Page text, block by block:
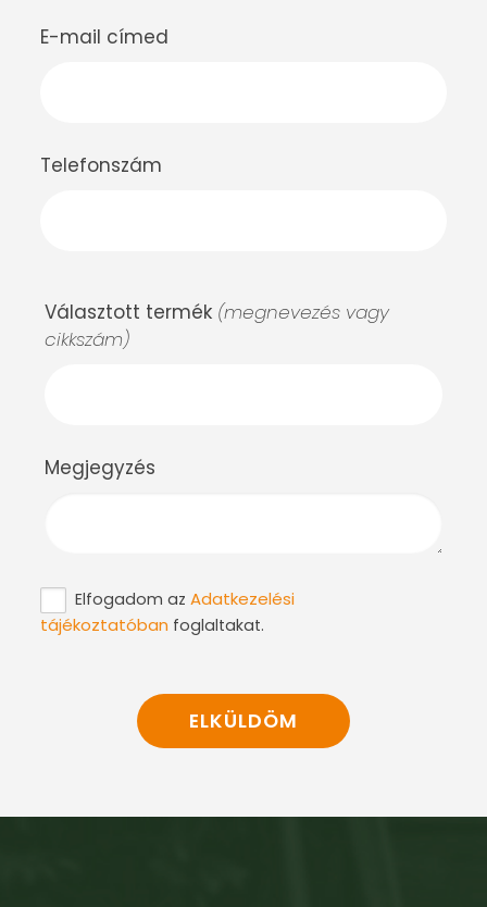
E-mail címed
Telefonszám
Választott termék (megnevezés vagy
cikkszám)
Megjegyzés
Elfogadom az Adatkezelési
tájékoztatóban foglaltakat.